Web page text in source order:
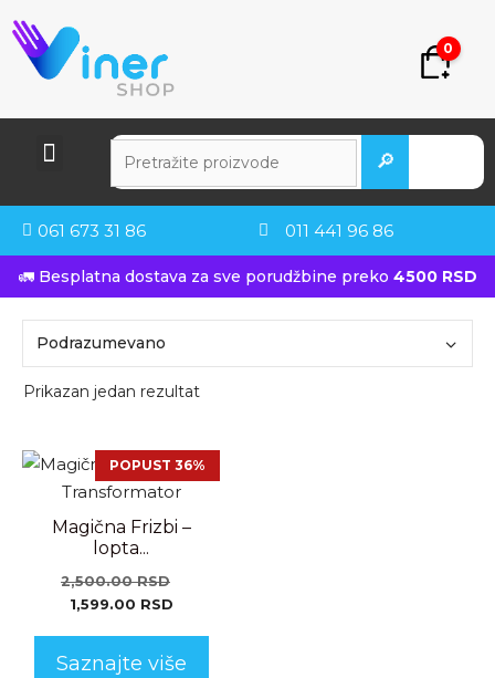
0
🔎
061 673 31 86 011 441 96 86
🚛 Besplatna dostava za sve porudžbine preko 4500 RSD
Prikazan jedan rezultat
POPUST 36%
Magična Frizbi –
lopta...
2,500.00RSD
1,599.00 RSD
Saznajte više